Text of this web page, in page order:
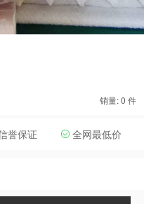
销量: 0 件
誉保证 全网最低价